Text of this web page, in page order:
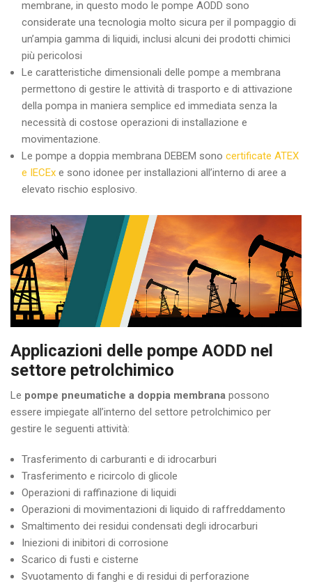
membrane, in questo modo le pompe AODD sono
considerate una tecnologia molto sicura per il pompaggio di
un’ampia gamma di liquidi, inclusi alcuni dei prodotti chimici
più pericolosi
Le caratteristiche dimensionali delle pompe a membrana
permettono di gestire le attività di trasporto e di attivazione
della pompa in maniera semplice ed immediata senza la
necessità di costose operazioni di installazione e
movimentazione.
Le pompe a doppia membrana DEBEM sono certificate ATEX
e IECEx e sono idonee per installazioni all’interno di aree a
elevato rischio esplosivo.
Applicazioni delle pompe AODD nel
settore petrolchimico
Le pompe pneumatiche a doppia membrana possono
essere impiegate all’interno del settore petrolchimico per
gestire le seguenti attività:
Trasferimento di carburanti e di idrocarburi
Trasferimento e ricircolo di glicole
Operazioni di raffinazione di liquidi
Operazioni di movimentazioni di liquido di raffreddamento
Smaltimento dei residui condensati degli idrocarburi
Iniezioni di inibitori di corrosione
Scarico di fusti e cisterne
Svuotamento di fanghi e di residui di perforazione